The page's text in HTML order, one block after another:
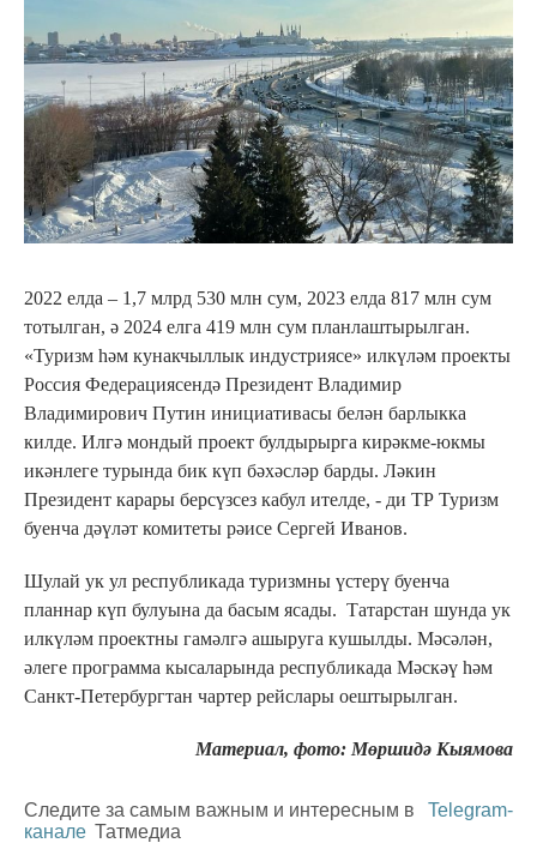
2022 елда – 1,7 млрд 530 млн сум, 2023 елда 817 млн сум
тотылган, ә 2024 елга 419 млн сум планлаштырылган.
«Туризм һәм кунакчыллык индустриясе» илкүләм проекты
Россия Федерациясендә Президент Владимир
Владимирович Путин инициативасы белән барлыкка
килде. Илгә мондый проект булдырырга кирәкме-юкмы
икәнлеге турында бик күп бәхәсләр барды. Ләкин
Президент карары берсүзсез кабул ителде, - ди ТР Туризм
буенча дәүләт комитеты рәисе Сергей Иванов.
Шулай ук ул республикада туризмны үстерү буенча
планнар күп булуына да басым ясады. Татарстан шунда ук
илкүләм проектны гамәлгә ашыруга кушылды. Мәсәлән,
әлеге программа кысаларында республикада Мәскәү һәм
Санкт-Петербургтан чартер рейслары оештырылган.
Материал, фото: Мөршидә Кыямова
Следите за самым важным и интересным в
Telegram-
канале Татмедиа